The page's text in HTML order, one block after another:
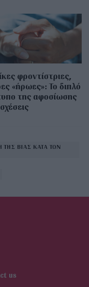
φροντίστριες,
«ήρωες»: Το διπλό
της αφοσίωσης
ΤΗΣ ΒΙΑΣ ΚΑΤΑ ΤΩΝ
us